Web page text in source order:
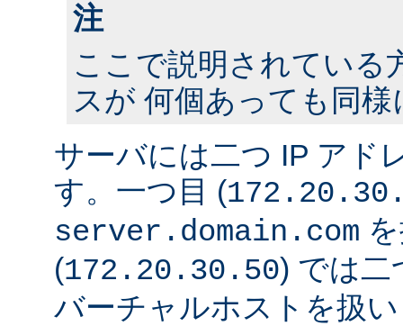
注
ここで説明されている
スが 何個あっても同
サーバには二つ IP アド
す。一つ目 (
server.domain.com
(172.20.30.50) では二
バーチャルホストを扱